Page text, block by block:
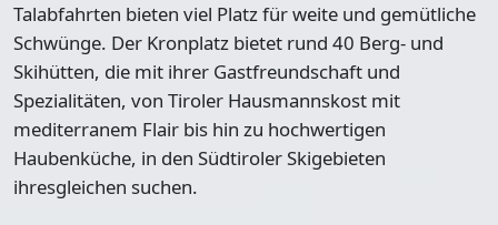
Talabfahrten bieten viel Platz für weite und gemütliche
Schwünge. Der Kronplatz bietet rund 40 Berg- und
Skihütten, die mit ihrer Gastfreundschaft und
Spezialitäten, von Tiroler Hausmannskost mit
mediterranem Flair bis hin zu hochwertigen
Haubenküche, in den Südtiroler Skigebieten
ihresgleichen suchen.